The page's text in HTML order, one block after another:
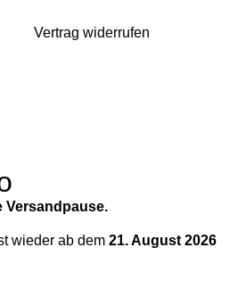
Vertrag widerrufen
Versandpause.
wieder ab dem 21. August 2026